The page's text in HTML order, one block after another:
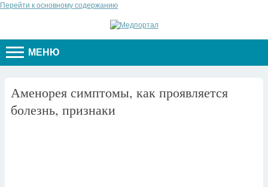
Перейти к основному содержанию
МЕНЮ
Аменорея симптомы, как проявляется
болезнь, признаки